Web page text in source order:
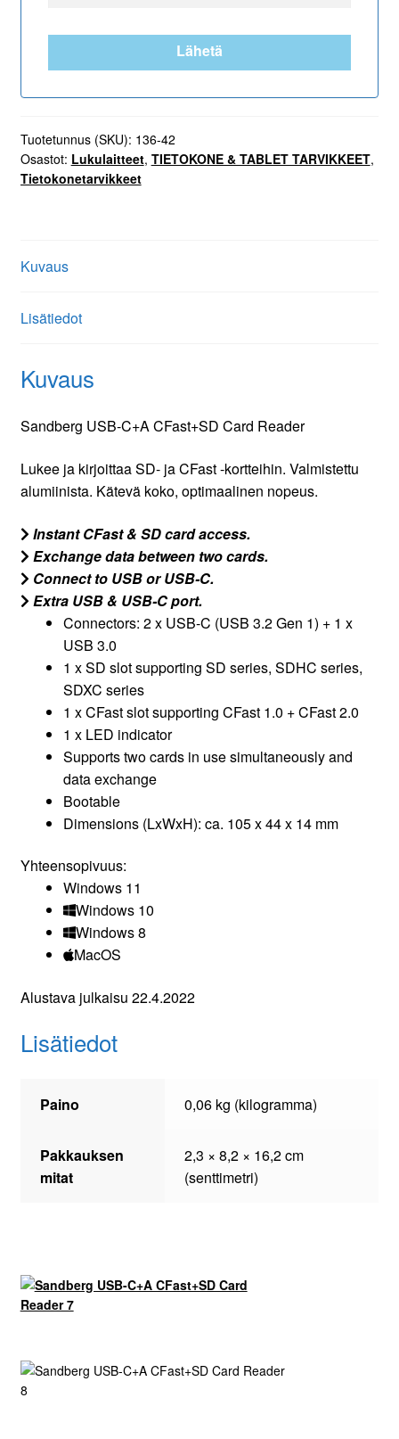
Lähetä
Tuotetunnus (SKU): 136-42
Osastot: Lukulaitteet, TIETOKONE & TABLET TARVIKKEET,
Tietokonetarvikkeet
Kuvaus
Lisätiedot
Kuvaus
Sandberg USB-C+A CFast+SD Card Reader
Lukee ja kirjoittaa SD- ja CFast -kortteihin. Valmistettu
alumiinista. Kätevä koko, optimaalinen nopeus.
Instant CFast & SD card access.
Exchange data between two cards.
Connect to USB or USB-C.
Extra USB & USB-C port.
Connectors: 2 x USB-C (USB 3.2 Gen 1) + 1 x
USB 3.0
1 x SD slot supporting SD series, SDHC series,
SDXC series
1 x CFast slot supporting CFast 1.0 + CFast 2.0
1 x LED indicator
Supports two cards in use simultaneously and
data exchange
Bootable
Dimensions (LxWxH): ca. 105 x 44 x 14 mm
Yhteensopivuus:
Windows 11
Windows 10
Windows 8
MacOS
Alustava julkaisu 22.4.2022
Lisätiedot
Paino 0,06 kg (kilogramma)
Pakkauksen
mitat
2,3 × 8,2 × 16,2 cm
(senttimetri)